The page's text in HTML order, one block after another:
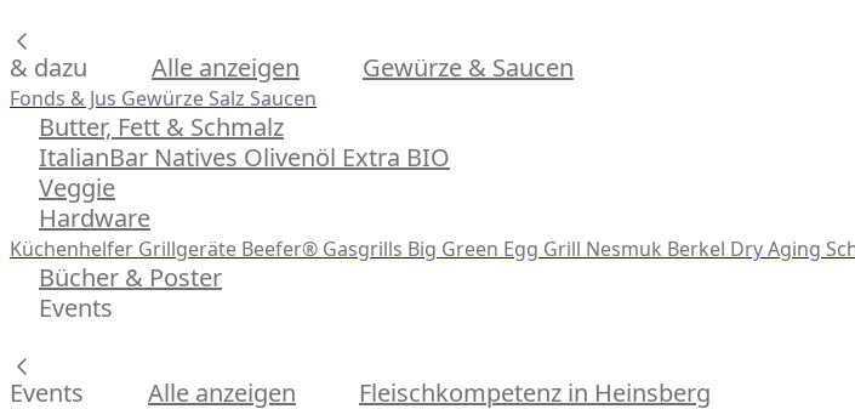
& dazu Alle anzeigen Gewürze & Saucen
Fonds & Jus Gewürze Salz Saucen
Butter, Fett & Schmalz
ItalianBar Natives Olivenöl Extra BIO
Veggie
Hardware
Küchenhelfer Grillgeräte Beefer® Gasgrills Big Green Egg Grill Nesmuk Berkel Dry Aging
Bücher & Poster
Events
Events Alle anzeigen
Fleischkompetenz in Heinsberg